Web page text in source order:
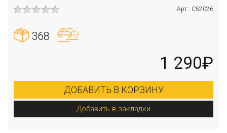
Арт.: C52026
368
1 290₽
ДОБАВИТЬ В КОРЗИНУ
Добавить в закладки